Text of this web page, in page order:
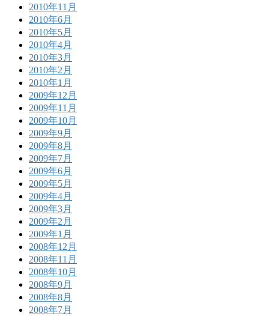
2010年11月
2010年6月
2010年5月
2010年4月
2010年3月
2010年2月
2010年1月
2009年12月
2009年11月
2009年10月
2009年9月
2009年8月
2009年7月
2009年6月
2009年5月
2009年4月
2009年3月
2009年2月
2009年1月
2008年12月
2008年11月
2008年10月
2008年9月
2008年8月
2008年7月